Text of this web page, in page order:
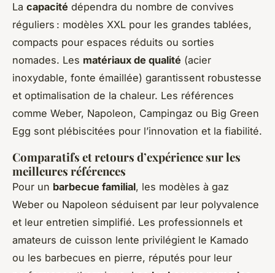
La capacité dépendra du nombre de convives
réguliers : modèles XXL pour les grandes tablées,
compacts pour espaces réduits ou sorties
nomades. Les matériaux de qualité (acier
inoxydable, fonte émaillée) garantissent robustesse
et optimalisation de la chaleur. Les références
comme Weber, Napoleon, Campingaz ou Big Green
Egg sont plébiscitées pour l’innovation et la fiabilité.
Comparatifs et retours d’expérience sur les
meilleures références
Pour un barbecue familial, les modèles à gaz
Weber ou Napoleon séduisent par leur polyvalence
et leur entretien simplifié. Les professionnels et
amateurs de cuisson lente privilégient le Kamado
ou les barbecues en pierre, réputés pour leur